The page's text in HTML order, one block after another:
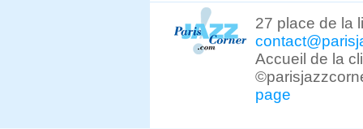
27 place de la
Accueil de la
page